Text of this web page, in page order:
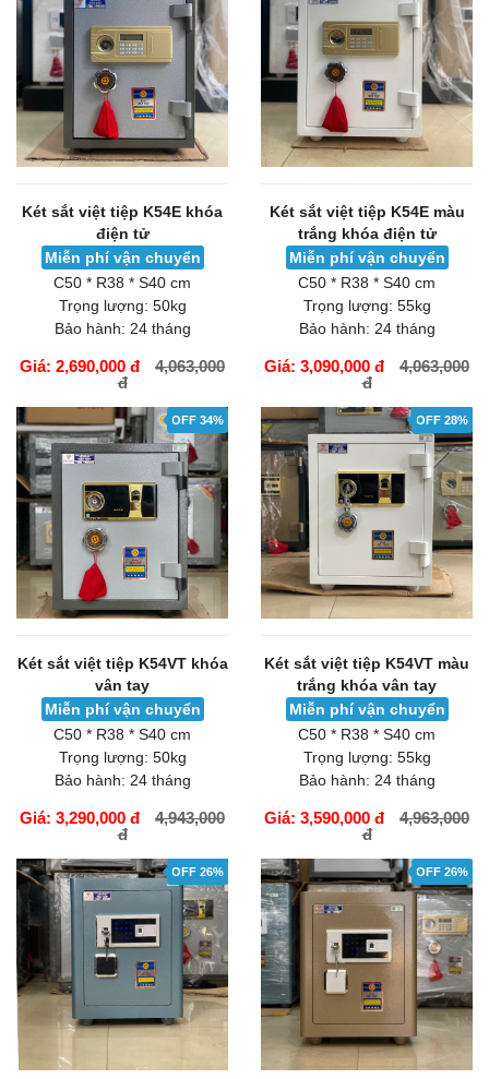
Két sắt việt tiệp K54E khóa
điện tử
Miễn phí vận chuyển
C50 * R38 * S40 cm
Trọng lượng: 50kg
Bảo hành: 24 tháng
Giá: 2,690,000 đ
4,063,000
đ
Két sắt việt tiệp K54E màu
trắng khóa điện tử
Miễn phí vận chuyển
C50 * R38 * S40 cm
Trọng lượng: 55kg
Bảo hành: 24 tháng
Giá: 3,090,000 đ
4,063,000
đ
OFF 34%
Két sắt việt tiệp K54VT khóa
vân tay
Miễn phí vận chuyển
C50 * R38 * S40 cm
Trọng lượng: 50kg
Bảo hành: 24 tháng
Giá: 3,290,000 đ
4,943,000
đ
OFF 28%
Két sắt việt tiệp K54VT màu
trắng khóa vân tay
Miễn phí vận chuyển
C50 * R38 * S40 cm
Trọng lượng: 55kg
Bảo hành: 24 tháng
Giá: 3,590,000 đ
4,963,000
đ
OFF 26% OFF 26%